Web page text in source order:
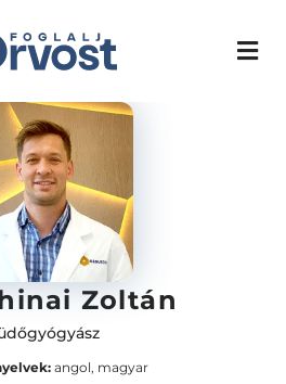
Zoltán
angol, magyar